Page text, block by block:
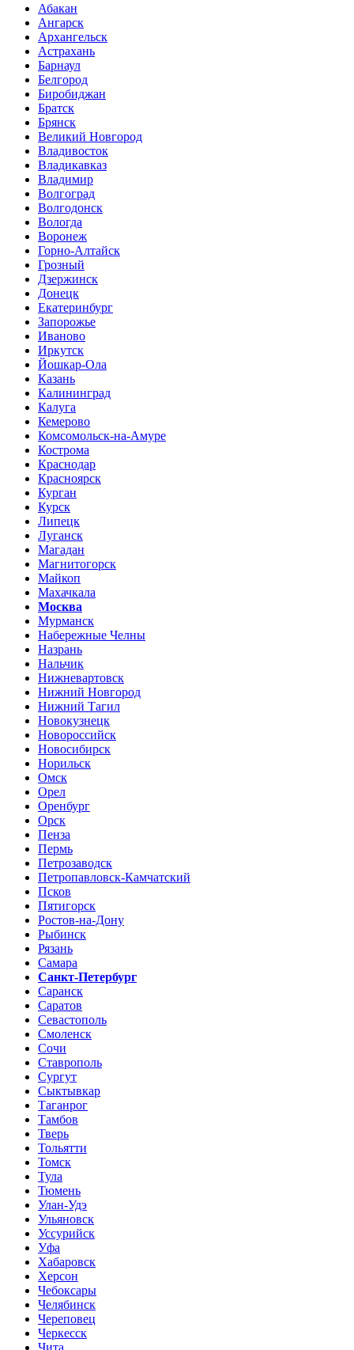
Абакан
Ангарск
Архангельск
Астрахань
Барнаул
Белгород
Биробиджан
Братск
Брянск
Великий Новгород
Владивосток
Владикавказ
Владимир
Волгоград
Волгодонск
Вологда
Воронеж
Горно-Алтайск
Грозный
Дзержинск
Донецк
Екатеринбург
Запорожье
Иваново
Иркутск
Йошкар-Ола
Казань
Калининград
Калуга
Кемерово
Комсомольск-на-Амуре
Кострома
Краснодар
Красноярск
Курган
Курск
Липецк
Луганск
Магадан
Магнитогорск
Майкоп
Махачкала
Москва
Мурманск
Набережные Челны
Назрань
Нальчик
Нижневартовск
Нижний Новгород
Нижний Тагил
Новокузнецк
Новороссийск
Новосибирск
Норильск
Омск
Орел
Оренбург
Орск
Пенза
Пермь
Петрозаводск
Петропавловск-Камчатский
Псков
Пятигорск
Ростов-на-Дону
Рыбинск
Рязань
Самара
Санкт-Петербург
Саранск
Саратов
Севастополь
Смоленск
Сочи
Ставрополь
Сургут
Сыктывкар
Таганрог
Тамбов
Тверь
Тольятти
Томск
Тула
Тюмень
Улан-Удэ
Ульяновск
Уссурийск
Уфа
Хабаровск
Херсон
Чебоксары
Челябинск
Череповец
Черкесск
Чита